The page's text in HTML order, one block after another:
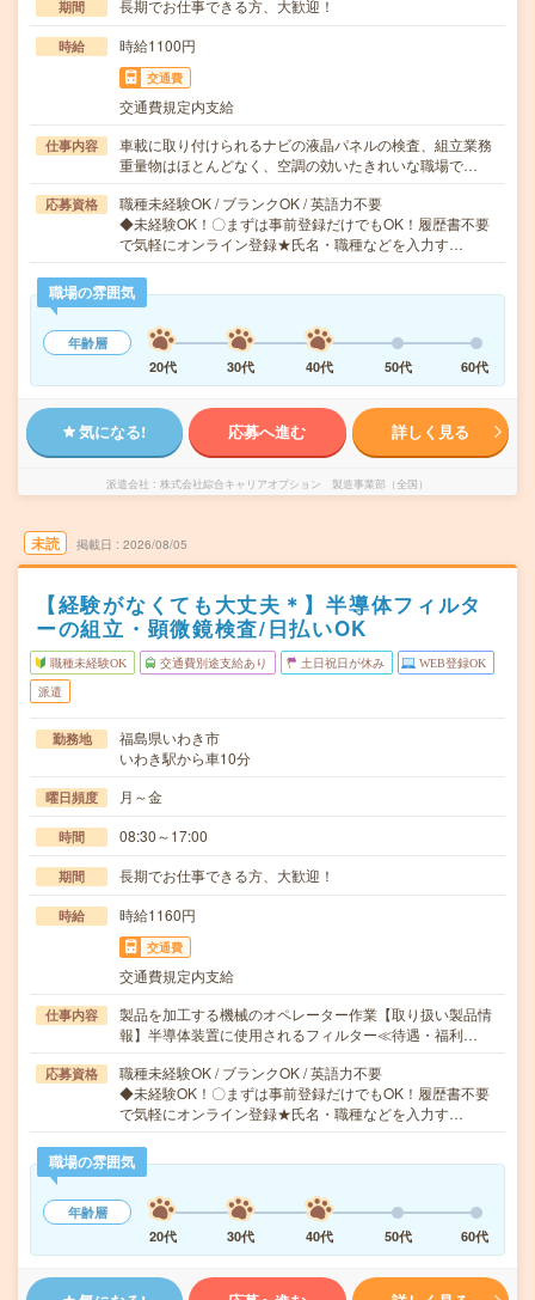
期間 長期でお仕事できる方、大歓迎！
時給 時給1100円
交通費
交通費規定内支給
仕事内容
車載に取り付けられるナビの液晶パネルの検査、組立業務
重量物はほとんどなく、空調の効いたきれいな職場で…
応募資格
職種未経験OK / ブランクOK / 英語力不要
◆未経験OK！〇まずは事前登録だけでもOK！履歴書不要
で気軽にオンライン登録★氏名・職種などを入力す…
職場の雰囲気
年齢層
20代
30代 40代 50代 60代
気になる! 応募へ進む 詳しく見る
派遣会社 株式会社綜合キャリアオプション 製造事業部（全国）
未読 掲載日 2026/08/05
【経験がなくても大丈夫＊】半導体フィルタ
ーの組立・顕微鏡検査/日払いOK
職種未経験OK 交通費別途支給あり 土日祝日が休み WEB登録OK
派遣
勤務地
福島県いわき市
いわき駅から車10分
曜日頻度 月～金
時間 08:30～17:00
期間 長期でお仕事できる方、大歓迎！
時給 時給1160円
交通費
交通費規定内支給
仕事内容
製品を加工する機械のオペレーター作業【取り扱い製品情
報】半導体装置に使用されるフィルター≪待遇・福利…
応募資格
職種未経験OK / ブランクOK / 英語力不要
◆未経験OK！〇まずは事前登録だけでもOK！履歴書不要
で気軽にオンライン登録★氏名・職種などを入力す…
職場の雰囲気
年齢層
20代
30代 40代 50代 60代